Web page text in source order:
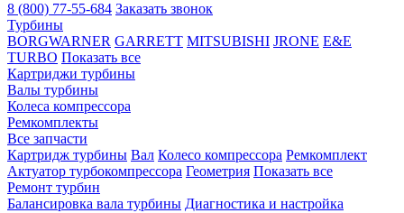
8 (800) 77-55-684 Заказать звонок
Турбины
BORGWARNER GARRETT MITSUBISHI JRONE E&E
TURBO Показать все
Картриджи турбины
Валы турбины
Колеса компрессора
Ремкомплекты
Все запчасти
Картридж турбины Вал Колесо компрессора Ремкомплект
Актуатор турбокомпрессора Геометрия Показать все
Ремонт турбин
Балансировка вала турбины Диагностика и настройка